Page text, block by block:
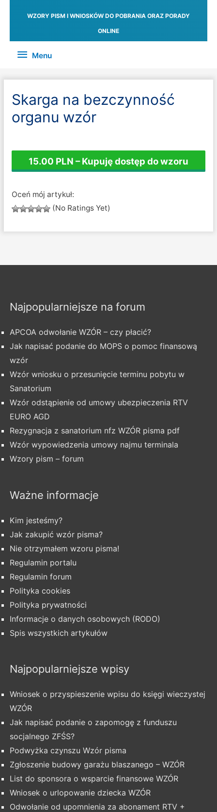
WZORY PISM I WNIOSKÓW DO POBRANIA ORAZ PORADY
ONLINE
Menu
Menu
Skarga na bezczynność
organu wzór
15.00 PLN – Kupuję dostęp do wzoru
Oceń mój artykuł:
(No Ratings Yet)
Najpopularniejsze na forum
APCOA odwołanie WZÓR – czy płacić?
Jak napisać podanie do MOPS o pomoc finansową
wzór
Wzór wniosku o przesunięcie terminu pobytu w
Sanatorium
Wzór odstąpienie od umowy ubezpieczenia RTV
EURO AGD
Rezygnacja z sanatorium nfz WZÓR pisma pdf
Wzór wypowiedzenia umowy najmu terminala
Wzory pism – forum
Ważne informacje
Kim jesteśmy?
Jak zakupić wzór pisma?
Nie otrzymałem wzoru pisma!
Regulamin portalu
Regulamin forum
Polityka cookies
Polityka prywatności
Informacje o danych osobowych (RODO)
Spis wszystkich artykułów
Najpopularniejsze wpisy
Wniosek o przyspieszenie wpisu do księgi wieczystej
WZÓR
Jak napisać podanie o zapomogę z funduszu
socjalnego ZFŚS?
Podwyżka czynszu Wzór pisma
Zgłoszenie budowy garażu blaszanego – WZÓR
List do sponsora o wsparcie finansowe WZÓR
Wniosek o urlopowanie dziecka WZÓR
Odwołanie od upomnienia za abonament RTV +